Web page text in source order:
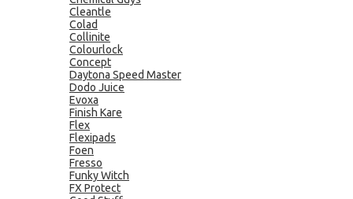
Cleantle
Colad
Collinite
Colourlock
Concept
Daytona Speed Master
Dodo Juice
Evoxa
Finish Kare
Flex
Flexipads
Foen
Fresso
Funky Witch
FX Protect